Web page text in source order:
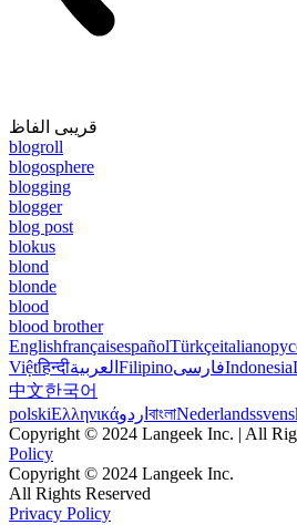
قریبی الفاظ
blogroll
blogosphere
blogging
blogger
blog post
blokus
blond
blonde
blood
blood brother
EnglishfrançaisespañolTürkçeitaliano
Việtहिन्दीالعربية FilipinoفارسیIndonesia
中文한국어
polskiΕλληνικάاردو বাংলাNederlands
Copyright © 2024 Langeek Inc. | All
Policy
Copyright © 2024 Langeek Inc.
All Rights Reserved
Privacy Policy